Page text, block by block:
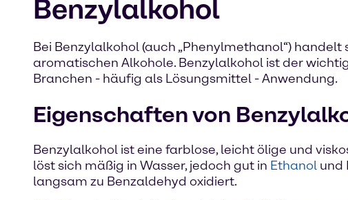
Benzylalkohol
Bei Benzylalkohol (auch „Phenylmethanol“)
aromatischen Alkohole. Benzylalkohol ist der
Branchen - häufig als Lösungsmittel - Anwendung.
Eigenschaften von
Benzylalkohol ist eine farblose, leicht ölige und
löst sich mäßig in Wasser, jedoch gut in Ethanol und
langsam zu Benzaldehyd oxidiert.